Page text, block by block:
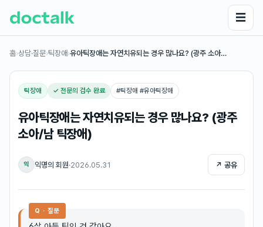
☰
홈›상담·질문›틱장애›유아틱장애는 자연치유되는 경우 많나요? (광주 소아…
틱장애 ✓ 전문의 검수 완료 #틱장애 #유아틱장애
유아틱장애는 자연치유되는 경우 많나요? (광주
소아/남 틱장애)
익 익명의 회원·2026.05.31 ↗ 공유
Q · 질문